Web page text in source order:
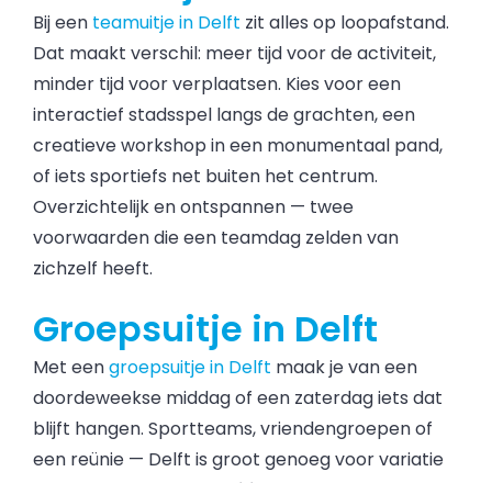
Bij een teamuitje in Delft zit alles op loopafstand.
Dat maakt verschil: meer tijd voor de activiteit,
minder tijd voor verplaatsen. Kies voor een
interactief stadsspel langs de grachten, een
creatieve workshop in een monumentaal pand,
of iets sportiefs net buiten het centrum.
Overzichtelijk en ontspannen — twee
voorwaarden die een teamdag zelden van
zichzelf heeft.
Groepsuitje in Delft
Met eengroepsuitje in Delft maak je van een
doordeweekse middag of een zaterdag iets dat
blijft hangen. Sportteams, vriendengroepen of
een reünie — Delft is groot genoeg voor variatie